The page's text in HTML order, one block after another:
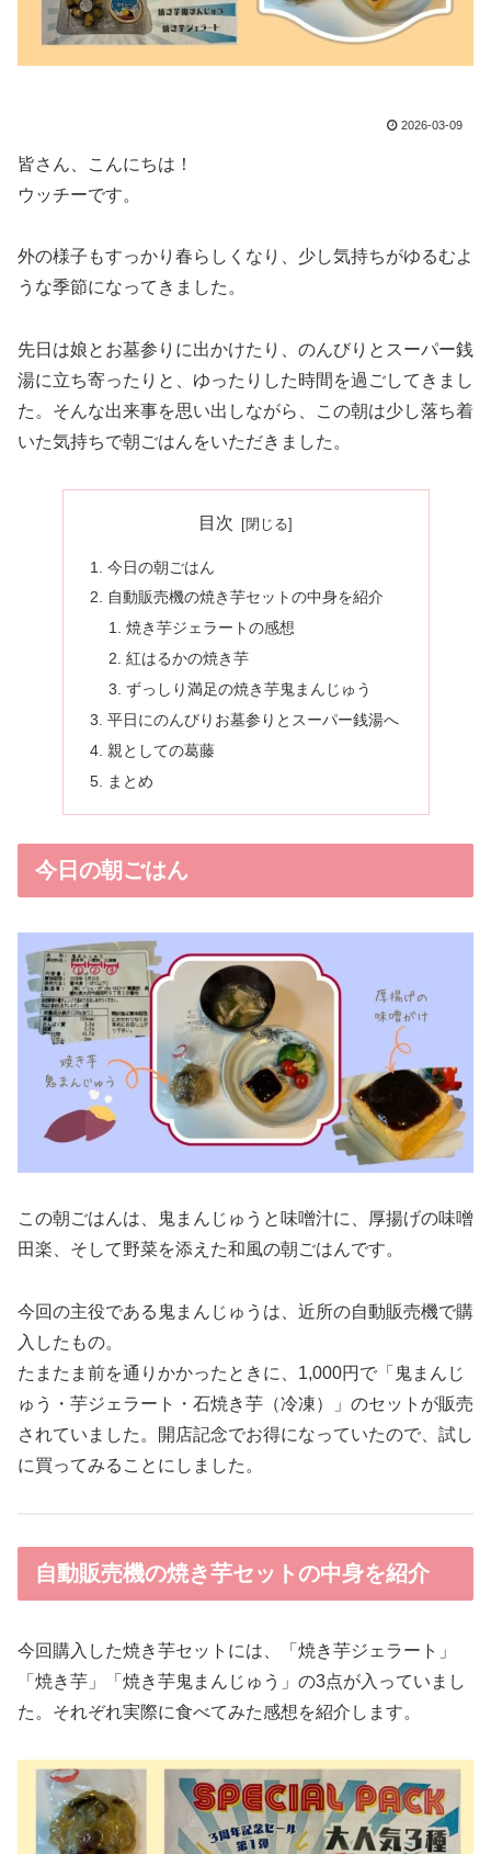
2026-03-09
皆さん、こんにちは！
ウッチーです。
外の様子もすっかり春らしくなり、少し気持ちがゆるむよ
うな季節になってきました。
先日は娘とお墓参りに出かけたり、のんびりとスーパー銭
湯に立ち寄ったりと、ゆったりした時間を過ごしてきまし
た。そんな出来事を思い出しながら、この朝は少し落ち着
いた気持ちで朝ごはんをいただきました。
目次
今日の朝ごはん
自動販売機の焼き芋セットの中身を紹介
焼き芋ジェラートの感想
紅はるかの焼き芋
ずっしり満足の焼き芋鬼まんじゅう
平日にのんびりお墓参りとスーパー銭湯へ
親としての葛藤
まとめ
今日の朝ごはん
この朝ごはんは、鬼まんじゅうと味噌汁に、厚揚げの味噌
田楽、そして野菜を添えた和風の朝ごはんです。
今回の主役である鬼まんじゅうは、近所の自動販売機で購
入したもの。
たまたま前を通りかかったときに、1,000円で「鬼まんじ
ゅう・芋ジェラート・石焼き芋（冷凍）」のセットが販売
されていました。開店記念でお得になっていたので、試し
に買ってみることにしました。
自動販売機の焼き芋セットの中身を紹介
今回購入した焼き芋セットには、「焼き芋ジェラート」
「焼き芋」「焼き芋鬼まんじゅう」の3点が入っていまし
た。それぞれ実際に食べてみた感想を紹介します。